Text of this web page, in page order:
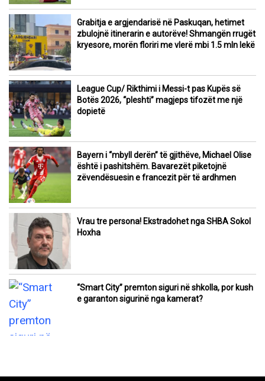
Grabitja e argjendarisë në Paskuqan, hetimet
zbulojnë itinerarin e autorëve! Shmangën rrugët
kryesore, morën floriri me vlerë mbi 1.5 mln lekë
League Cup/ Rikthimi i Messi-t pas Kupës së
Botës 2026, “pleshti” magjeps tifozët me një
dopietë
Bayern i “mbyll derën” të gjithëve, Michael Olise
është i pashitshëm. Bavarezët piketojnë
zëvendësuesin e francezit për të ardhmen
Vrau tre persona! Ekstradohet nga SHBA Sokol
Hoxha
“Smart City” premton siguri në shkolla, por kush
e garanton sigurinë nga kamerat?